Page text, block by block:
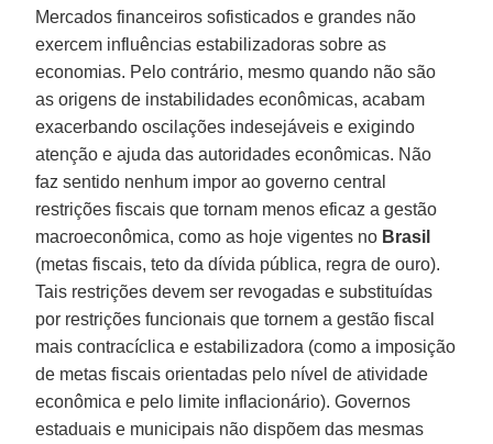
Mercados financeiros sofisticados e grandes não
exercem influências estabilizadoras sobre as
economias. Pelo contrário, mesmo quando não são
as origens de instabilidades econômicas, acabam
exacerbando oscilações indesejáveis e exigindo
atenção e ajuda das autoridades econômicas. Não
faz sentido nenhum impor ao governo central
restrições fiscais que tornam menos eficaz a gestão
macroeconômica, como as hoje vigentes no Brasil
(metas fiscais, teto da dívida pública, regra de ouro).
Tais restrições devem ser revogadas e substituídas
por restrições funcionais que tornem a gestão fiscal
mais contracíclica e estabilizadora (como a imposição
de metas fiscais orientadas pelo nível de atividade
econômica e pelo limite inflacionário). Governos
estaduais e municipais não dispõem das mesmas